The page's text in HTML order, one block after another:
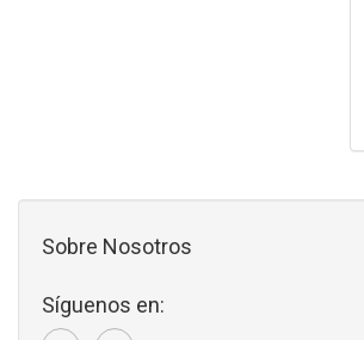
Sobre Nosotros
Síguenos en: